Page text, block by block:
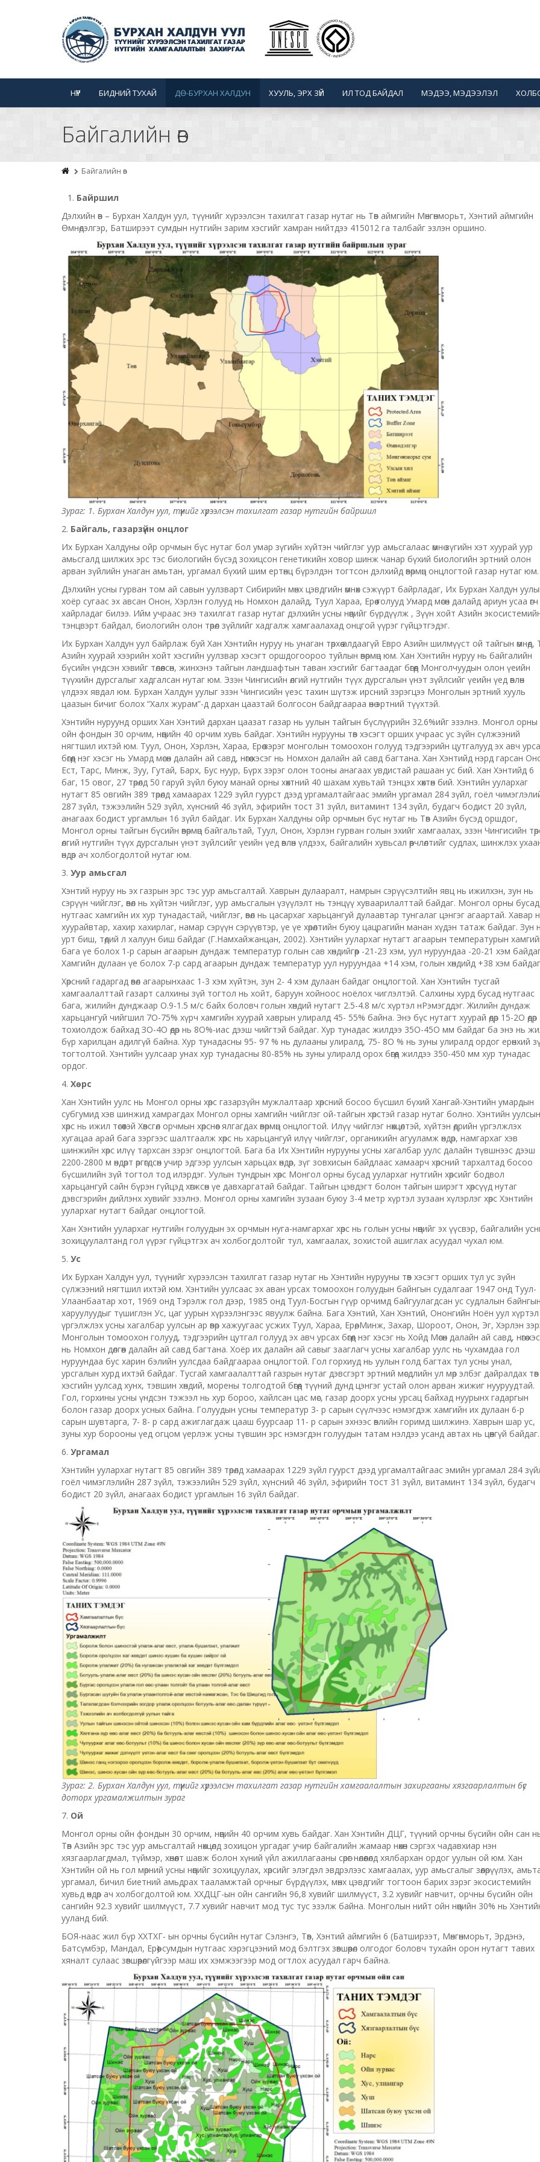
НҮҮР БИДНИЙ ТУХАЙ ДӨ-БУРХАН ХАЛДУН ХУУЛЬ, ЭРХ ЗҮЙ ИЛ ТОД БАЙДАЛ МЭДЭЭ, МЭДЭЭЛЭЛ
Байгалийн өв
Байгалийн өв
Байршил
Дэлхийн өв – Бурхан Халдун уул, түүнийг хүрээлсэн тахилгат газар нутаг нь Төв аймгийн Мөнгөнморьт, Хэнтий аймгийн
Өмнөдэлгэр, Батширээт сумдын нутгийн зарим хэсгийг хамран нийтдээ 415012 га талбайг эзлэн оршино.
Зураг: 1. Бурхан Халдун уул, түүнийг хүрээлсэн тахилгат газар нутгийн байршил
2. Байгаль, газарзүйн онцлог
Их Бурхан Халдуны ойр орчмын бүс нутаг бол умар зүгийн хүйтэн чийглэг уур амьсгалаас өмнө зүгийн хэт хуурай уур
амьсгалд шилжих эрс тэс биологийн бүсэд зохицсон генетикийн ховор шинж чанар бүхий биологийн эртний олон
арван зүйлийн унаган амьтан, ургамал бүхий шим ертөнц бүрэлдэн тогтсон дэлхийд өвөрмөц онцлогтой газар нутаг юм.
Дэлхийн усны гурван том ай савын уулзварт Сибирийн мөнх цэвдгийн өмнөх сэжүүрт байрладаг, Их Бурхан Халдун
хоёр сугаас эх авсан Онон, Хэрлэн голууд нь Номхон далайд, Туул Хараа, Ерөө голууд Умард мөсөн далайд ариун усаа өгч
хайрладаг билээ. Ийм учраас энэ тахилгат газар нутаг дэлхийн усны нөөцийг бүрдүүлж , Зүүн хойт Азийн
тэнцвэрт байдал, биологийн олон төрөл зүйлийг хадгалж хамгаалахад онцгой үүрэг гүйцэтгэдэг.
Их Бурхан Халдун уул байрлаж буй Хан Хэнтийн нуруу нь унаган төрхөө алдаагүй Евро Азийн шилмүүст ой тайгын өмнөд,
Азийн хуурай хээрийн хойт хэсгийн уулзвар хэсэгт оршдогоороо туйлын өвөрмөц юм. Хан Хэнтийн нуруу нь байгалийн
бүсийн үндсэн хэвийг төлөөлсөн, жинхэнэ тайгын ландшафтын таван хэсгийг багтаадаг бөгөөд Монголчуудын олон үеийн
түүхийн дурсгалыг хадгалсан нутаг юм. Эзэн Чингисийн өлгий нутгийн түүх дурсгалын үнэт зүйлсийг үеийн үед өвлөн
үлдээх явдал юм. Бурхан Халдун уулыг эзэн Чингисийн үеэс тахин шүтэж ирсний зэрэгцээ Монголын эртний хууль
цаазын бичиг болох “Халх журам”-д дархан цаазтай болгосон байдгаараа өнө эртний түүхтэй.
Хэнтийн нуруунд орших Хан Хэнтий дархан цаазат газар нь уулын тайгын бүслүүрийн 32.6%ийг эзэлнэ. Монгол орны
ойн фондын 30 орчим, нөөцийн 40 орчим хувь байдаг. Хэнтийн нурууны төв хэсэгт орших учраас ус зүйн сүлжээний
нягтшил ихтэй юм. Туул, Онон, Хэрлэн, Хараа, Ерөө зэрэг монголын томоохон голууд тэдгээрийн цутгалууд эх авч
бөгөөд нэг хэсэг нь Умард мөсөн далайн ай савд, нөгөө хэсэг нь Номхон далайн ай савд багтана. Хан Хэнтийд нэрд гарсан
Ест, Тарс, Минж, Зуу, Гутай, Барх, Бус нуур, Бүрх зэрэг олон тооны анагаах увдистай рашаан ус бий. Хан Хэнтийд 6
баг, 15 овог, 27 төрөлд 50 гаруй зүйл буюу манай орны хөхтний 40 шахам хувьтай тэнцэх хөхтөн бий. Хэнтийн уулархаг
нутагт 85 овгийн 389 төрөлд хамаарах 1229 зүйл гуурст дээд ургамалтайгаас эмийн ургамал 284 зүйл, гоёл
287 зүйл, тэжээлийн 529 зүйл, хүнсний 46 зүйл, эфирийн тост 31 зүйл, витаминт 134 зүйл, будагч бодист 20 зүйл,
анагаах бодист ургамлын 16 зүйл байдаг. Их Бурхан Халдуны ойр орчмын бүс нутаг нь Төв Азийн бүсэд оршдог,
Монгол орны тайгын бүсийн өвөрмөц байгальтай, Туул, Онон, Хэрлэн гурван голын эхийг хамгаалах, эзэн Чингисийн
өлгий нутгийн түүх дурсгалын үнэт зүйлсийг үеийн үед өвлөн үлдээх, байгалийн хувьсал өөрчлөлтийг судлах, шинжлэх
өндөр ач холбогдолтой нутаг юм.
3. Уур амьсгал
Хэнтий нуруу нь эх газрын эрс тэс уур амьсгалтай. Хаврын дулааралт, намрын сэрүүсэлтийн явц нь ижилхэн, зун нь
сэрүүн чийглэг, өвөл нь хүйтэн чийглэг, уур амьсгалын үзүүлэлт нь тэнцүү хуваарилалттай байдаг. Монгол орны бусад
нутгаас хамгийн их хур тунадастай, чийглэг, өвөл нь цасархаг харьцангуй дулаавтар тунгалаг цэнгэг агаартай. Хавар
хуурайвтар, хахир хахирлаг, намар сэрүүн сэрүүвтэр, үе үе хөрөлтийн буюу цацрагийн манан хүдэн татаж байдаг. Зун
урт биш, төдий л халуун биш байдаг (Г.Намхайжанцан, 2002). Хэнтийн уулархаг нутагт агаарын температурын
бага үе болох 1-р сарын агаарын дундаж температур голын сав хөндийгөөр -21-23 хэм, уул нуруундаа -20-21 хэм
Хамгийн дулаан үе болох 7-р сард агаарын дундаж температур уул нуруундаа +14 хэм, голын хөндийд +38 хэм
Хөрсний гадаргад өвөл агаарынхаас 1-3 хэм хүйтэн, зун 2- 4 хэм дулаан байдаг онцлогтой. Хан Хэнтийн тусгай
хамгаалалттай газарт салхины зүй тогтол нь хойт, баруун хойноос ноёлох чиглэлтэй. Салхины хурд бусад нутгаас
бага, жилийн дунджаар О.9-1.5 м/с байх боловч голын хөндий нутагт 2.5-4.8 м/с хүртэл нPэмэгддэг. Жилийн дундаж
харьцангуй чийгшил 7О-75% хүрч хамгийн хуурай хаврын улиралд 45- 55% байна. Энэ бүс нутагт хуурай өдөр 15-2О өдөр
тохиолдож байхад ЗО-4О өдөр нь 8О%-иас дээш чийгтэй байдаг. Хур тунадас жилдээ 35О-45О мм байдаг ба энэ нь
бүр харилцан адилгүй байна. Хур тунадасны 95- 97 % нь дулааны улиралд, 75- 8О % нь зуны улиралд ордог ерөнхий
тогтолтой. Хэнтийн уулсаар унах хур тунадасны 80-85% нь зуны улиралд орох бөгөөд жилдээ 350-450 мм хур тунадас
ордог.
4. Хөрс
Хан Хэнтийн уулс нь Монгол орны хөрс газарзүйн мужлалтаар хөрсний босоо бүсшил бүхий Хангай-Хэнтийн умардын
субгумид хэв шинжид хамрагдах Монгол орны хамгийн чийглэг ой-тайгын хөрстэй газар нутаг болно. Хэнтийн уулсын
хөрс нь ижил төсөөтэй Хөвсгөл орчмын хөрснөөс ялгагдах өвөрмөц онцлогтой. Илүү чийглэг нөхцөлтэй, хүйтэн өдрийн үргэлжлэх
хугацаа арай бага зэргээс шалтгаалж хөрс нь харьцангуй илүү чийглэг, органикийн агууламж өндөр, намгархаг хэв
шинжийн хөрс илүү тархсан зэрэг онцлогтой. Бага ба Их Хэнтийн нурууны усны хагалбар уулс далайн түвшнээс дээш
2200-2800 м өндөрт өргөгдсөн учир эдгээр уулсын харьцах өндөр, зүг зовхисын байдлаас хамаарч хөрсний тархалтад босоо
бүсшилийн зүй тогтол тод илэрдэг. Уулын тундрын хөрс Монгол орны бусад уулархаг нутгийн хөрсийг бодвол
харьцангуй сайн бүрэн гүйцэд хөгжсөн үе давхаргатай байдаг. Тайгын цэвдэгт болон тайгын ширэгт хөрсүүд нутаг
дэвсгэрийн дийлэнх хувийг эзэлнэ. Монгол орны хамгийн зузаан буюу 3-4 метр хүртэл зузаан хүлэрлэг хөрс Хэнтийн
уулархаг нутагт байдаг онцлогтой.
Хан Хэнтийн уулархаг нутгийн голуудын эх орчмын нуга-намгархаг хөрс нь голын усны нөөцийг эх үүсвэр, байгалийн
зохицуулалтанд гол үүрэг гүйцэтгэх ач холбогдолтойг тул, хамгаалах, зохистой ашиглах асуудал чухал юм.
5. Ус
Их Бурхан Халдун уул, түүнийг хүрээлсэн тахилгат газар нутаг нь Хэнтийн нурууны төв хэсэгт орших тул ус зүйн
сүлжээний нягтшил ихтэй юм. Хэнтийн уулсаас эх аван урсах томоохон голуудын байнгын судалгааг 1947 онд Туул-
Улаанбаатар хот, 1969 онд Тэрэлж гол дээр, 1985 онд Туул-Босгын гүүр орчимд байгуулагдсан ус судлалын байнгын
харуулуудыг түшиглэн Ус, цаг уурын хүрээлэнгээс явуулж байна. Бага Хэнтий, Хан Хэнтий, Ононгийн Ноён уул хүртэл
үргэлжлэх усны хагалбар уулсын ар өвөр хажуугаас усжих Туул, Хараа, Ерөө, Минж, Захар, Шороот, Онон, Эг, Хэрлэн
Монголын томоохон голууд, тэдгээрийн цутгал голууд эх авч урсах бөгөөд нэг хэсэг нь Хойд Мөсөн далайн ай савд, нөгөө
нь Номхон дөлгөөн далайн ай савд багтана. Хоёр их далайн ай савыг зааглагч усны хагалбар уулс нь чухамдаа гол
нуруундаа бус харин бэлийн уулсдаа байдгаараа онцлогтой. Гол горхиуд нь уулын голд багтах тул усны унал,
урсгалын хурд ихтэй байдаг. Тусгай хамгаалалттай газрын нутаг дэвсгэрт эртний мөсдлийн ул мөр элбэг дайралдах төв
хэсгийн уулсад хунх, тэвшин хөндий, морены толгодтой бөгөөд түүний дунд цэнгэг устай олон арван жижиг нууруудтай.
Гол, горхины усны үндсэн тэжээл нь хур бороо, хайлсан цас мөс, газар доорх усны урсац байхад нуурынх гадаргын
болон газар доорх усных байна. Голуудын усны температур 3- р сарын сүүлчээс нэмэгдэж хамгийн их дулаан 6-р
сарын шувтарга, 7- 8- р сард ажиглагдаж цааш буурсаар 11- р сарын эхнээс өвлийн горимд шилжинэ. Хаврын шар ус,
зуны хур борооны үед огцом үерлэж усны түвшин эрс нэмэгдэн голуудын татам нэлдээ усанд автах нь цөөнгүй байдаг.
6. Ургамал
Хэнтийн уулархаг нутагт 85 овгийн 389 төрөлд хамаарах 1229 зүйл гуурст дээд ургамалтайгаас эмийн ургамал 284
гоёл чимэглэлийн 287 зүйл, тэжээлийн 529 зүйл, хүнсний 46 зүйл, эфирийн тост 31 зүйл, витаминт 134 зүйл, будагч
бодист 20 зүйл, анагаах бодист ургамлын 16 зүйл байдаг.
Зураг: 2. Бурхан Халдун уул, түүнийг хүрээлсэн тахилгат газар нутгийн хамгаалалтын захиргааны хязгаарлалтын бүс
доторх ургамалжилтын зураг
7. Ой
Монгол орны ойн фондын 30 орчим, нөөцийн 40 орчим хувь байдаг. Хан Хэнтийн ДЦГ, түүний орчны бүсийн ойн сан
Төв Азийн эрс тэс уур амьсгалтай нөхцөлд зохицон ургадаг учир байгалийн жамаар нөхөн сэргэх чадавхиар нэн
хязгаарлагдмал, түймэр, хөнөөлт шавж болон хүний үйл ажиллагааны сөрөг нөлөөлөлд хялбархан ордог уулын ой юм. Хан
Хэнтийн ой нь гол мөрний усны нөөцийг зохицуулах, хөрсийг элэгдэл эвдрэлээс хамгаалах, уур амьсгалыг зөөлөрүүлэх,
ургамал, бичил биетний амьдрах тааламжтай орчныг бүрдүүлэх, мөнх цэвдгийг тогтоон барих зэрэг экосистемийн
хувьд өндөр ач холбогдолтой юм. ХХДЦГ-ын ойн сангийн 96,8 хувийг шилмүүст, 3.2 хувийг навчит, орчны бүсийн ойн
сангийн 92.3 хувийг шилмүүст, 7.7 хувийг навчит мод тус тус эзэлж байна. Монголын нийт ойн нөөцийн 30% нь
ууланд бий.
БОЯ-наас жил бүр ХХТХГ- ын орчны бүсийн нутаг Сэлэнгэ, Төв, Хэнтий аймгийн 6 (Батширээт, Мөнгөнморьт, Эрдэнэ,
Батсүмбэр, Мандал, Ерөө) сумдын нутгаас хэрэгцээний мод бэлтгэх зөвшөөрөл олгодог боловч тухайн орон нутагт тавих
хяналт сулаас зөвшөөрөлгүйгээр маш их хэмжээгээр мод огтлох асуудал гарч байна.